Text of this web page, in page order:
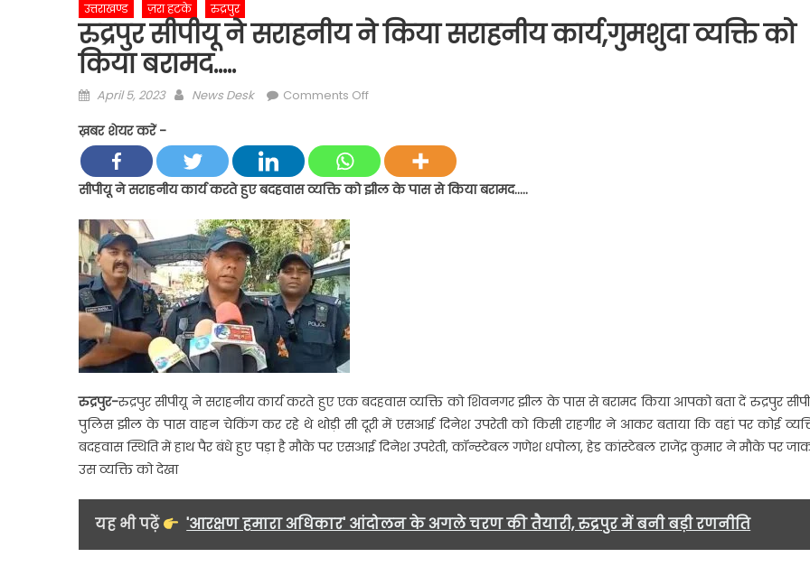
उत्तराखण्ड ज़रा हटके रुद्रपुर
रुद्रपुर सीपीयू ने सराहनीय ने किया सराहनीय कार्य,गुमशुदा व्यक्ति को
किया बरामद…..
Posted
April 5, 2023 Author
News Desk Comments Offon
ने
सराहनीय
ने
ख़बर शेयर करें -
सीपीयू ने सराहनीय कार्य करते हुए बदहवास व्यक्ति को झील के पास से किया बरामद…..
रुद्रपुर-रुद्रपुर सीपीयू ने सराहनीय कार्य करते हुए एक बदहवास व्यक्ति को शिवनगर झील के पास से बरामद किया आपको बता दें रुद्रपुर
पुलिस झील के पास वाहन चेकिंग कर रहे थे थोड़ी सी दूरी में एसआई दिनेश उपरेती को किसी राहगीर ने आकर बताया कि वहां पर कोई
बदहवास स्थिति में हाथ पैर बंधे हुए पड़ा है मौके पर एसआई दिनेश उपरेती, कॉन्स्टेबल गणेश धपोला, हेड कांस्टेबल राजेंद्र कुमार ने मौके पर
उस व्यक्ति को देखा
यह भी पढ़ें 'आरक्षण हमारा अधिकार' आंदोलन के अगले चरण की तैयारी, रुद्रपुर में बनी बड़ी रणनीति